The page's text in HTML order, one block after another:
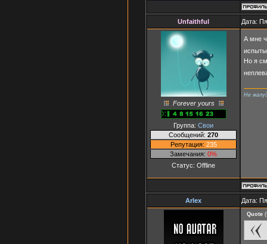
Unfaithful Дата:
Forever yours
Группа: Свои
Сообщений: 270
Репутация: 235
Замечания: 0%
Статус: Offline
А мне
Но я
Не
Arlex Дата:
Quote (